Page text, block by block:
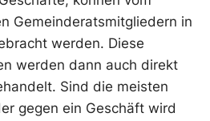
Gemeinderatsmitgliedern in
werden. Diese
werden dann auch direkt
Sind die meisten
gegen ein Geschäft wird